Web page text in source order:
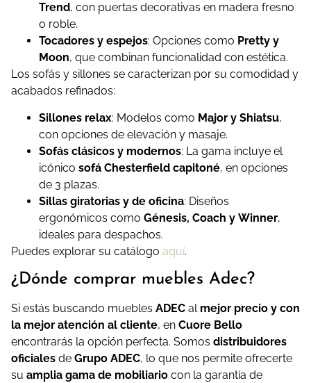
Trend, con puertas decorativas en madera fresno
o roble.
Tocadores y espejos: Opciones como Pretty y
Moon, que combinan funcionalidad con estética.
Los sofás y sillones se caracterizan por su comodidad y
acabados refinados:
Sillones relax: Modelos como Major y Shiatsu,
con opciones de elevación y masaje.
Sofás clásicos y modernos: La gama incluye el
icónico sofá Chesterfield capitoné, en opciones
de 3 plazas.
Sillas giratorias y de oficina: Diseños
ergonómicos como Génesis, Coach y Winner,
ideales para despachos.
Puedes explorar su catálogo aquí.
¿Dónde comprar muebles Adec?
Si estás buscando muebles ADEC al mejor precio y con
la mejor atención al cliente, en Cuore Bello
encontrarás la opción perfecta. Somos distribuidores
oficiales de Grupo ADEC, lo que nos permite ofrecerte
su amplia gama de mobiliario con la garantía de